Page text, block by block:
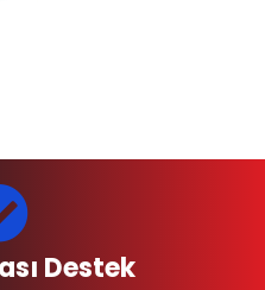
Destek